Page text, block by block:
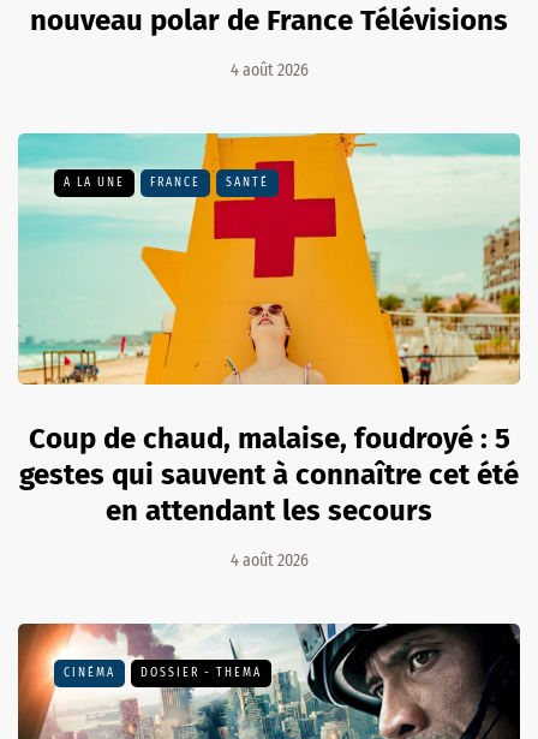
nouveau polar de France Télévisions
4 août 2026
A LA UNE FRANCE SANTÉ
Coup de chaud, malaise, foudroyé : 5
gestes qui sauvent à connaître cet été
en attendant les secours
4 août 2026
CINÉMA DOSSIER - THEMA